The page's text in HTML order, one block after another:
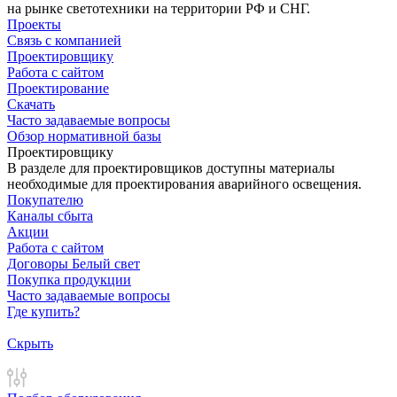
на рынке светотехники на территории РФ и СНГ.
Проекты
Связь с компанией
Проектировщику
Работа с сайтом
Проектирование
Скачать
Часто задаваемые вопросы
Обзор нормативной базы
Проектировщику
В разделе для проектировщиков доступны материалы
необходимые для проектирования аварийного освещения.
Покупателю
Каналы сбыта
Акции
Работа с сайтом
Договоры Белый свет
Покупка продукции
Часто задаваемые вопросы
Где купить?
Скрыть